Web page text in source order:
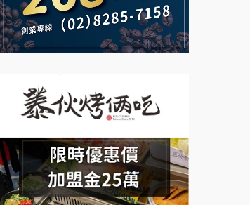
Ramble Café 漫步藍咖啡加盟
說明會
微風亭鐵板燒加盟說明會
【曉妍美妝】誠徵行政櫃檯
自助洗衣店誠徵代洗收送人員
(台中市)
MUSHEN徵SPA美容芳療師
義氣豐發雞加盟說明會
白鬍泡泡 BOHO POPO加盟說
明會
雞咕雞咕加盟說明會
TEA TOP加盟說明會